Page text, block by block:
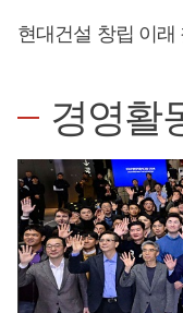
현대건설 창립 이래
경영활